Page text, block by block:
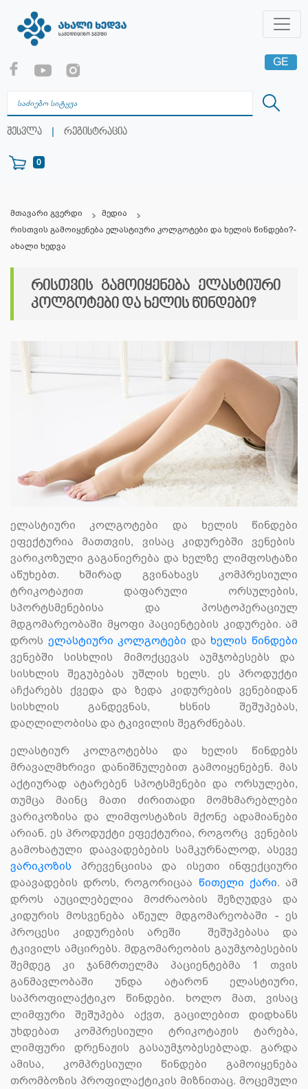
შესვლა | რეგისტრაცია
0
GE
RU
მთავარი გვერდი
მედია
რისთვის გამოიყენება ელასტიური კოლგოტები და ხელის წინდები?-
ახალი ხედვა
რისთვის გამოიყენება ელასტიური
კოლგოტები და ხელის წინდები?
ელასტიური კოლგოტები და ხელის წინდები
ეფექტურია მათთვის, ვისაც კიდურებში ვენების
ვარიკოზული გაგანიერება და ხელზე ლიმფოსტაზი
აწუხებთ. ხშირად გვინახავს კომპრესიული
ტრიკოტაჟით დაფარული ორსულების,
სპორტსმენებისა და პოსტოპერაციულ
მდგომარეობაში მყოფი პაციენტების კიდურები. ამ
დროს ელასტიური კოლგოტები და ხელის წინდები
ვენებში სისხლის მიმოქცევას აუმჯობესებს და
სისხლის შეგუბებას უშლის ხელს. ეს პროდუქტი
აჩქარებს ქვედა და ზედა კიდურების ვენებიდან
სისხლის განდევნას, ხსნის შეშუპებას,
დაღლილობისა და ტკივილის შეგრძნებას.
ელასტიურ კოლგოტებსა და ხელის წინდებს
მრავალმხრივი დანიშნულებით გამოიყენებენ. მას
აქტიურად ატარებენ სპოტსმენები და ორსულები,
თუმცა მაინც მათი ძირითადი მომხმარებლები
ვარიკოზისა და ლიმფოსტაზის მქონე ადამიანები
არიან. ეს პროდუქტი ეფექტურია, როგორც ვენების
გამოხატული დაავადებების სამკურნალოდ, ასევე
ვარიკოზის პრევენციისა და ისეთი ინფექციური
დაავადების დროს, როგორიცაა წითელი ქარი. ამ
დროს აუცილებელია მოძრაობის შეზღუდვა და
კიდურის მოსვენება აწეულ მდგომარეობაში - ეს
პროცესი კიდურების არეში შეშუპებასა და
ტკივილს ამცირებს. მდგომარეობის გაუმჯობესების
შემდეგ კი ჯანმრთელმა პაციენტებმა 1 თვის
განმავლობაში უნდა ატარონ ელასტიური,
საპროფილაქტიკო წინდები. ხოლო მათ, ვისაც
ლიმფური შეშუპება აქვთ, გაცილებით დიდხანს
უხდებათ კომპრესიული ტრიკოტაჟის ტარება,
ლიმფური დრენაჟის გასაუმჯობესებლად. გარდა
ამისა, კომპრესიული წინდები გამოიყენება
თრომბოზის პროფილაქტიკის მიზნითაც. მოცემული